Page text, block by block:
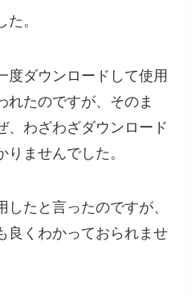
。
度ダウンロードして使用
れたのですが、そのま
、わざわざダウンロード
りませんでした。
たと言ったのですが、
良くわかっておられませ